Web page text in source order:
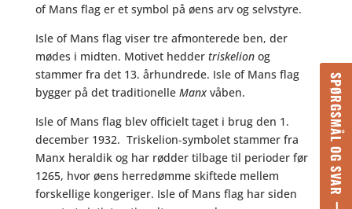
SPØRGSMÅL OG SVAR
of Mans flag er et symbol på øens arv og selvstyre.
Isle of Mans flag viser tre afmonterede ben, der
mødes i midten. Motivet hedder triskelionog
stammer fra det 13. århundrede. Isle of Mans flag
bygger på det traditionelle Manxvåben.
Isle of Mans flag blev officielt taget i brug den 1.
december 1932. Triskelion‑symbolet stammer fra
Manx heraldik og har rødder tilbage til perioder før
1265, hvor øens herredømme skiftede mellem
forskellige kongeriger. Isle of Mans flag har siden